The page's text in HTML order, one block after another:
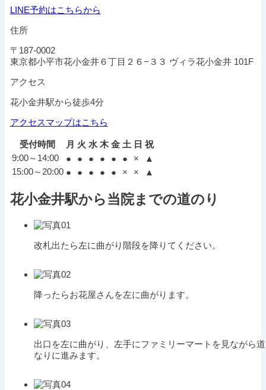
LINE予約はこちらから
住所
〒187-0002
東京都小平市花小金井６丁目２６−３３ ヴィラ花小金井 101F
アクセス
花小金井駅から徒歩4分
アクセスマップはこちら
受付時間 月 火 水 木 金 土 日 祝
9:00～14:00
● ● ● ● ● ● ×
▲
15:00～20:00 ● ● ● ● ● × × ▲
花小金井駅から当院までの道のり
改札出たら左に曲がり階段を降りてください。
降ったらお花屋さんを左に曲がります。
出口を左に曲がり、左手にファミリーマートを見ながら道
なりに進みます。